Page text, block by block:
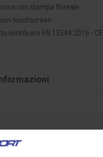
con stampa floreale
touchscreen
certificato EN 13594:2015 - CE